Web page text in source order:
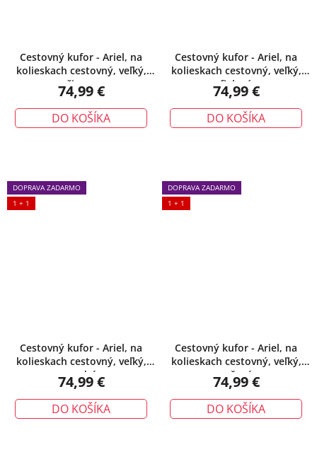
Cestovný kufor - Ariel, na
kolieskach cestovný, veľký,
čierny
74,99 €
DO KOŠÍKA
Cestovný kufor - Ariel, na
kolieskach cestovný, veľký,
fialová
74,99 €
DO KOŠÍKA
DOPRAVA ZADARMO
1 + 1
Cestovný kufor - Ariel, na
kolieskach cestovný, veľký,
modrý
74,99 €
DO KOŠÍKA
DOPRAVA ZADARMO
1 + 1
Cestovný kufor - Ariel, na
kolieskach cestovný, veľký,
ružový
74,99 €
DO KOŠÍKA